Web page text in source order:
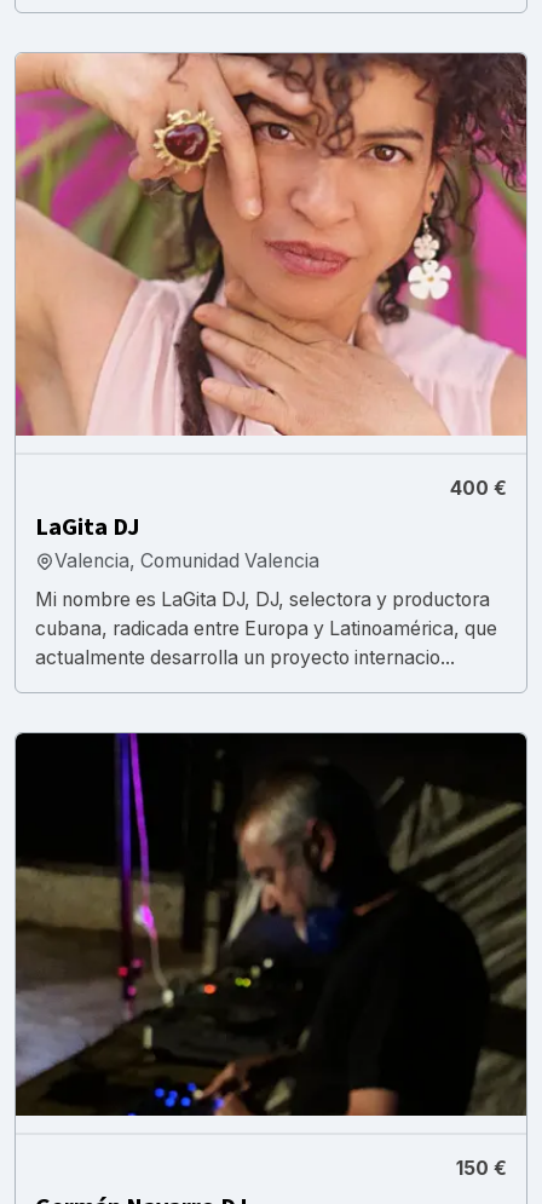
400 €
LaGita DJ
Valencia, Comunidad Valencia
Mi nombre es LaGita DJ, DJ, selectora y productora
cubana, radicada entre Europa y Latinoamérica, que
actualmente desarrolla un proyecto internacio...
150 €